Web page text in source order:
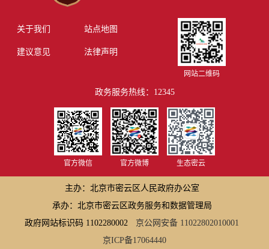
关于我们 站点地图
建议意见 法律声明
网站二维码
政务服务热线：12345
官方微信 官方微博 生态密云
主办：北京市密云区人民政府办公室
承办：北京市密云区政务服务和数据管理局
政府网站标识码 1102280002
京公网安备 11022802010001
京ICP备17064440